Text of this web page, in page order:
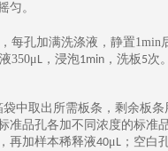
匀。
每孔加满洗涤液，静置1min
350μL ，浸泡1min ，洗板 5次。
袋中取出所需板条，剩余板条
准品孔各加不同浓度的标准
，再加样本稀释液40μL ；空白